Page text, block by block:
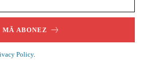
MĂ ABONEZ
Policy.